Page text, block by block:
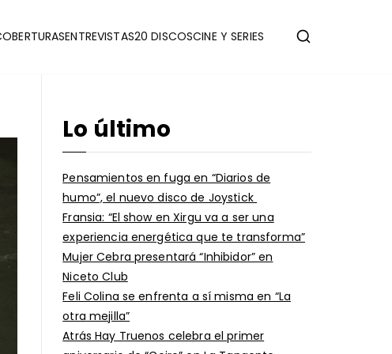
ENTREVISTAS20 DISCOSCINE Y SERIES
Lo último
Pensamientos en fuga en “Diarios de
humo”, el nuevo disco de Joystick
Fransia: “El show en Xirgu va a ser una
experiencia energética que te transforma”
Mujer Cebra presentará “Inhibidor” en
Niceto Club
Feli Colina se enfrenta a sí misma en “La
otra mejilla”
Atrás Hay Truenos celebra el primer